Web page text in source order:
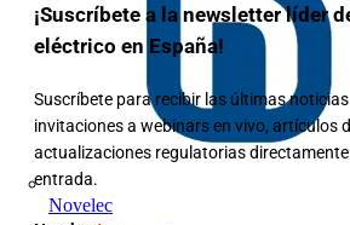
Novelec
¡Suscríbete a la newsletter líder
eléctrico en España!
Suscríbete para recibir las últimas
invitaciones a webinars en vivo, artículos
actualizaciones regulatorias
entrada.